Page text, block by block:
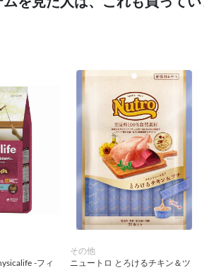
-フィ
その他
ニュートロ とろけるチキン＆ツ